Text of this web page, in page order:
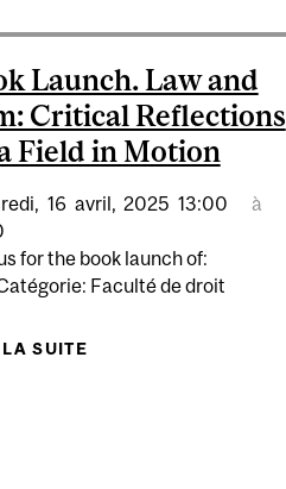
Launch. Law and
Critical Reflections
Field in Motion
16 avril, 2025 13:00
à
for the book launch of:
Faculté de droit
LA SUITE